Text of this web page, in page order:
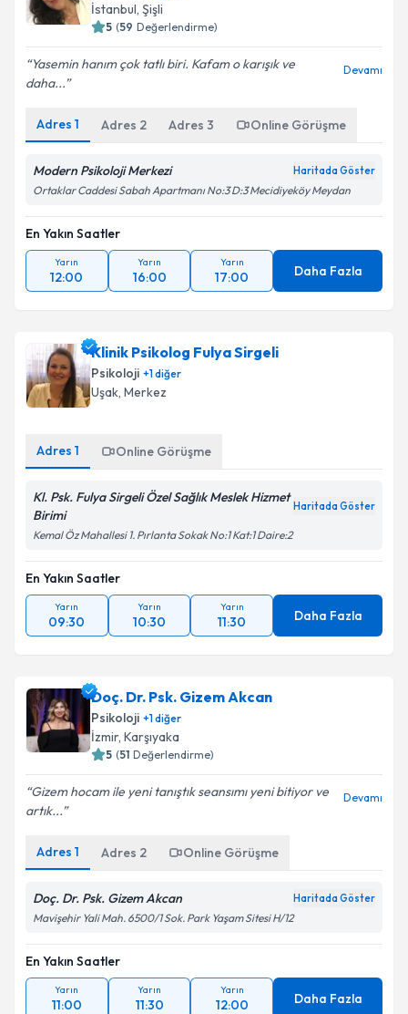
E-posta Adresiniz
Metni 'ni okudum ve kişisel verilerimin belirtilen
İstanbul, Şişli
5 (59 Değerlendirme)
Yasemin hanım çok tatlı biri. Kafam o karışık ve
daha...
Devamı
Adres 1 Adres 2 Adres 3 Online Görüşme
Modern Psikoloji Merkezi Haritada Göster
Ortaklar Caddesi Sabah Apartmanı No:3 D:3 Mecidiyeköy Meydan
En Yakın Saatler
Yarın
12:00
Yarın
16:00
Yarın
17:00 Daha Fazla
Klinik Psikolog Fulya Sirgeli
Psikoloji +1diğer
Uşak, Merkez
Adres 1 Online Görüşme
Kl. Psk. Fulya Sirgeli Özel Sağlık Meslek Hizmet
Birimi
Haritada Göster
Kemal Öz Mahallesi 1. Pırlanta Sokak No:1 Kat:1 Daire:2
En Yakın Saatler
Yarın
09:30
Yarın
10:30
Yarın
11:30 Daha Fazla
Doç. Dr. Psk. Gizem Akcan
Psikoloji +1diğer
İzmir, Karşıyaka
5 (51 Değerlendirme)
Gizem hocam ile yeni tanıştık seansımı yeni bitiyor ve
artık...
Devamı
Adres 1 Adres 2 Online Görüşme
Doç. Dr. Psk. Gizem Akcan Haritada Göster
Mavişehir Yali Mah. 6500/1 Sok. Park Yaşam Sitesi H/12
En Yakın Saatler
Yarın
11:00
Yarın
11:30
Yarın
12:00 Daha Fazla